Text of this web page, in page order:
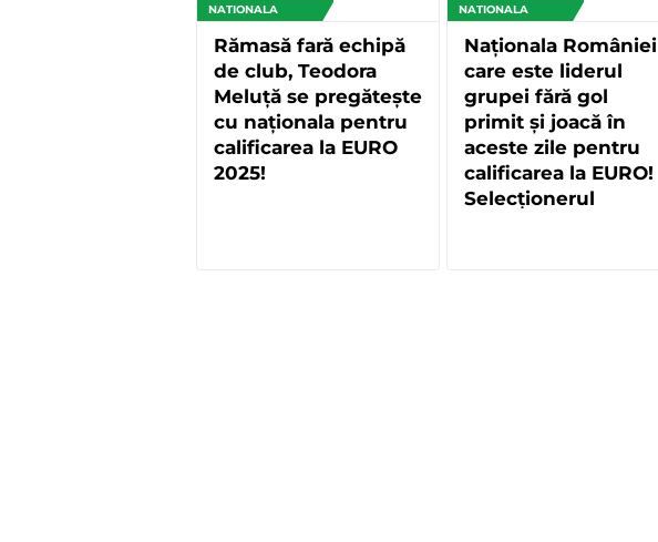
NATIONALA
Rămasă fară echipă
de club, Teodora
Meluță se pregătește
cu naționala pentru
calificarea la EURO
2025!
NATIONALA
Naționala României
care este liderul
grupei fără gol
primit și joacă în
aceste zile pentru
calificarea la EURO!
Selecționerul